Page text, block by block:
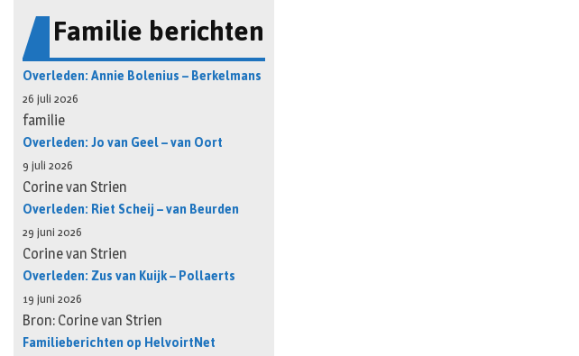
Familie berichten
Overleden: Annie Bolenius – Berkelmans
26 juli 2026
familie
Overleden: Jo van Geel – van Oort
9 juli 2026
Corine van Strien
Overleden: Riet Scheij – van Beurden
29 juni 2026
Corine van Strien
Overleden: Zus van Kuijk – Pollaerts
19 juni 2026
Bron: Corine van Strien
Familieberichten op HelvoirtNet